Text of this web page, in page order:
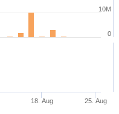
18. Aug 25. Aug
0
10M